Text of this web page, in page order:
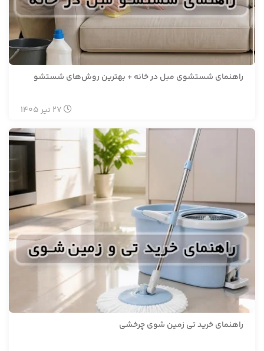
راهنمای شستشوی مبل در خانه + بهترین روش‌های شستشو
27 تیر1405
راهنمای خرید تی زمین شوی چرخشی